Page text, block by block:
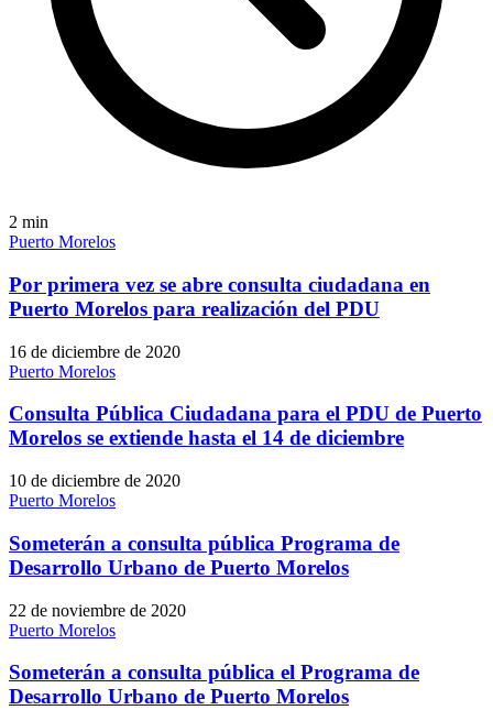
2 min
Puerto Morelos
Por primera vez se abre consulta ciudadana en
Puerto Morelos para realización del PDU
16 de diciembre de 2020
Puerto Morelos
Consulta Pública Ciudadana para el PDU de Puerto
Morelos se extiende hasta el 14 de diciembre
10 de diciembre de 2020
Puerto Morelos
Someterán a consulta pública Programa de
Desarrollo Urbano de Puerto Morelos
22 de noviembre de 2020
Puerto Morelos
Someterán a consulta pública el Programa de
Desarrollo Urbano de Puerto Morelos